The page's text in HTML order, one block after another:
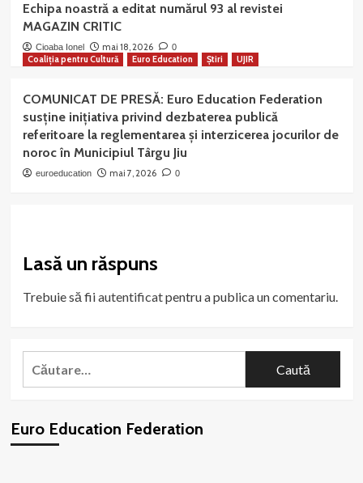
Echipa noastră a editat numărul 93 al revistei
MAGAZIN CRITIC
Cioaba Ionel mai 18, 2026 0
Coaliția pentru Cultură Euro Education Știri UJIR
COMUNICAT DE PRESĂ: Euro Education Federation
susține inițiativa privind dezbaterea publică
referitoare la reglementarea și interzicerea jocurilor de
noroc în Municipiul Târgu Jiu
euroeducation mai 7, 2026 0
Lasă un răspuns
Trebuie să fiiautentificatpentru a publica un comentariu.
Caută
Euro Education Federation